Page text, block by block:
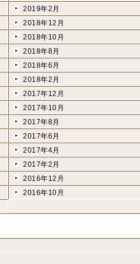
2019年2月
2018年12月
2018年10月
2018年8月
2018年6月
2018年2月
2017年12月
2017年10月
2017年8月
2017年6月
2017年4月
2017年2月
2016年12月
2016年10月